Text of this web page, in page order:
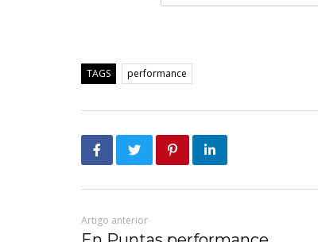
TAGS performance
Artigo anterior